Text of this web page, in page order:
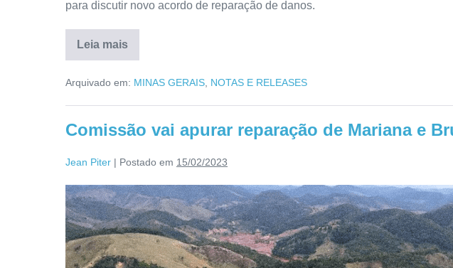
para discutir novo acordo de reparação de danos.
Leia mais
Arquivado em: MINAS GERAIS NOTAS E RELEASES
Comissão vai apurar reparação de Mariana e
Jean Piter | Postado em 15/02/2023